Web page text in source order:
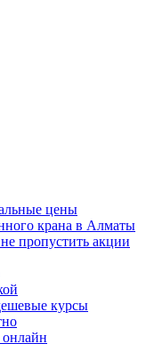
цены
крана в Алматы
пропустить акции
курсы